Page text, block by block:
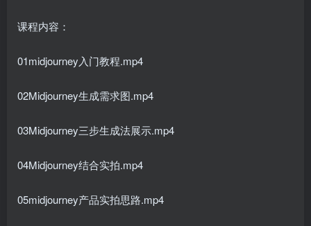
课程内容：
01midjourney入门教程.mp4
02Midjourney生成需求图.mp4
03Midjourney三步生成法展示.mp4
04Midjourney结合实拍.mp4
05midjourney产品实拍思路.mp4